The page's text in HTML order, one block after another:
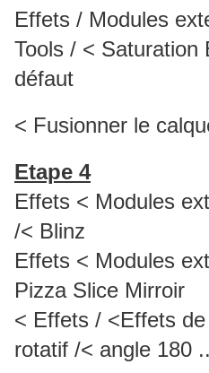
Effets / Modules
Tools / < Saturation
défaut
< Fusionner le
Etape 4
Effets < Modules
/< Blinz
Effets < Modules
Pizza Slice Mirroir
< Effets / <Effets
rotatif /< angle 180